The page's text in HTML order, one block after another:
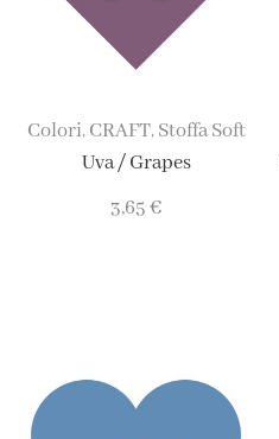
Colori, CRAFT, Stoffa Soft
Uva / Grapes
3,65€